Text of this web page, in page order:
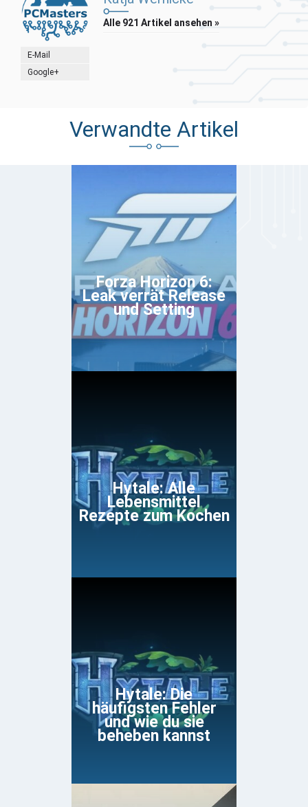
E-Mail
Google+
Alle 921 Artikel ansehen »
Verwandte Artikel
Forza Horizon 6:
Leak verrät Release
und Setting
Hytale: Alle
Lebensmittel
Rezepte zum Kochen
Hytale: Die
häufigsten Fehler
und wie du sie
beheben kannst